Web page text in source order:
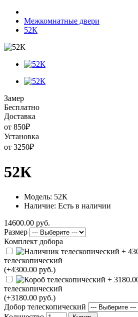
Межкомнатные двери
52К
Замер
Бесплатно
Доставка
от 850₽
Установка
от 3250₽
52К
Модель: 52К
Наличие: Есть в наличии
14600.00 руб.
Размер
Комплект добора
телескопический
(+4300.00 руб.)
телескопический
(+3180.00 руб.)
Добор телескопический